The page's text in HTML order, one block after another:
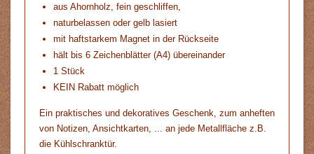
aus Ahornholz, fein geschliffen,
naturbelassen oder gelb lasiert
mit haftstarkem Magnet in der Rückseite
hält bis 6 Zeichenblätter (A4) übereinander
1 Stück
KEIN Rabatt möglich
Ein praktisches und dekoratives Geschenk, zum anheften
von Notizen, Ansichtkarten, ... an jede Metallfläche z.B.
die Kühlschranktür.